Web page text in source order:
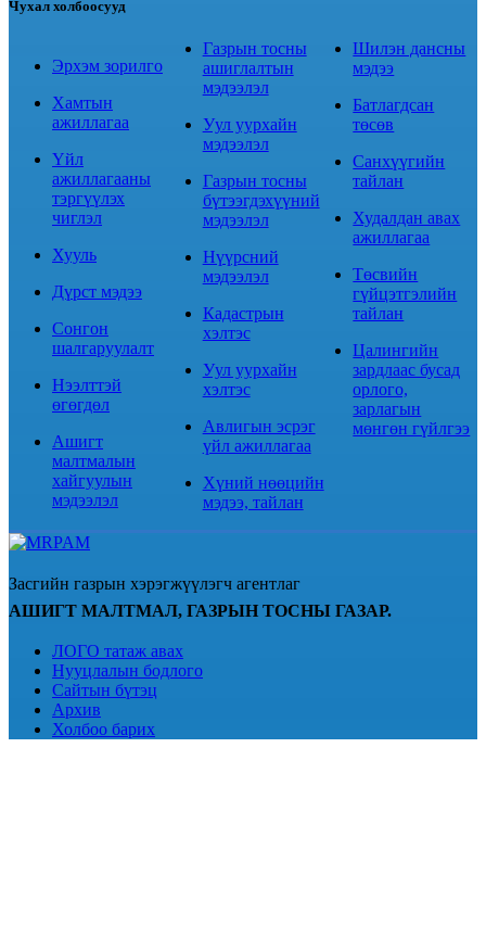
Чухал холбоосууд
Эрхэм зорилго
Хамтын
ажиллагаа
Үйл
ажиллагааны
тэргүүлэх
чиглэл
Хууль
Дүрст мэдээ
Сонгон
шалгаруулалт
Нээлттэй
өгөгдөл
Ашигт
малтмалын
хайгуулын
мэдээлэл
Газрын тосны
ашиглалтын
мэдээлэл
Уул уурхайн
мэдээлэл
Газрын тосны
бүтээгдэхүүний
мэдээлэл
Нүүрсний
мэдээлэл
Кадастрын
хэлтэс
Уул уурхайн
хэлтэс
Авлигын эсрэг
үйл ажиллагаа
Хүний нөөцийн
мэдээ, тайлан
Шилэн дансны
мэдээ
Батлагдсан
төсөв
Санхүүгийн
тайлан
Худалдан авах
ажиллагаа
Төсвийн
гүйцэтгэлийн
тайлан
Цалингийн
зардлаас бусад
орлого,
зарлагын
мөнгөн гүйлгээ
Засгийн газрын хэрэгжүүлэгч агентлаг
АШИГТ МАЛТМАЛ, ГАЗРЫН ТОСНЫ ГАЗАР.
ЛОГО татаж авах
Нууцлалын бодлого
Сайтын бүтэц
Архив
Холбоо барих